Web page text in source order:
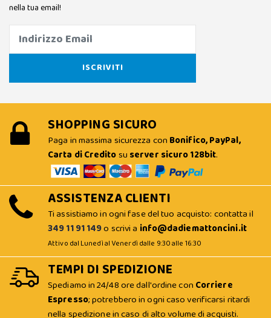
nella tua email!
SHOPPING SICURO
Paga in massima sicurezza con Bonifico, PayPal,
Carta di Creditosu server sicuro 128bit.
ASSISTENZA CLIENTI
Ti assistiamo in ogni fase del tuo acquisto: contatta il
349 11 91 149o scrivi a info@dadiemattoncini.it
Attivo dal Lunedì al Venerdì dalle 9:30 alle 16:30
TEMPI DI SPEDIZIONE
Spediamo in 24/48 ore dall'ordine con Corriere
Espresso; potrebbero in ogni caso verificarsi ritardi
nella spedizione in caso di alto volume di acquisti.